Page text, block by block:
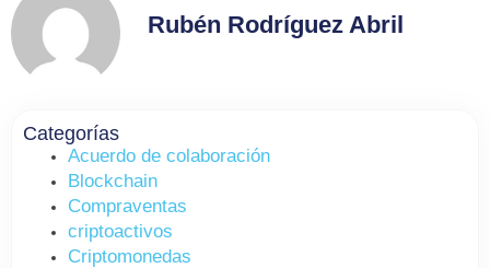
Rubén Rodríguez Abril
Categorías
Acuerdo de colaboración
Blockchain
Compraventas
criptoactivos
Criptomonedas